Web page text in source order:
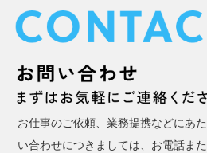
お仕事のご依頼、業務提携などにあ
い合わせにつきましては、お電話ま